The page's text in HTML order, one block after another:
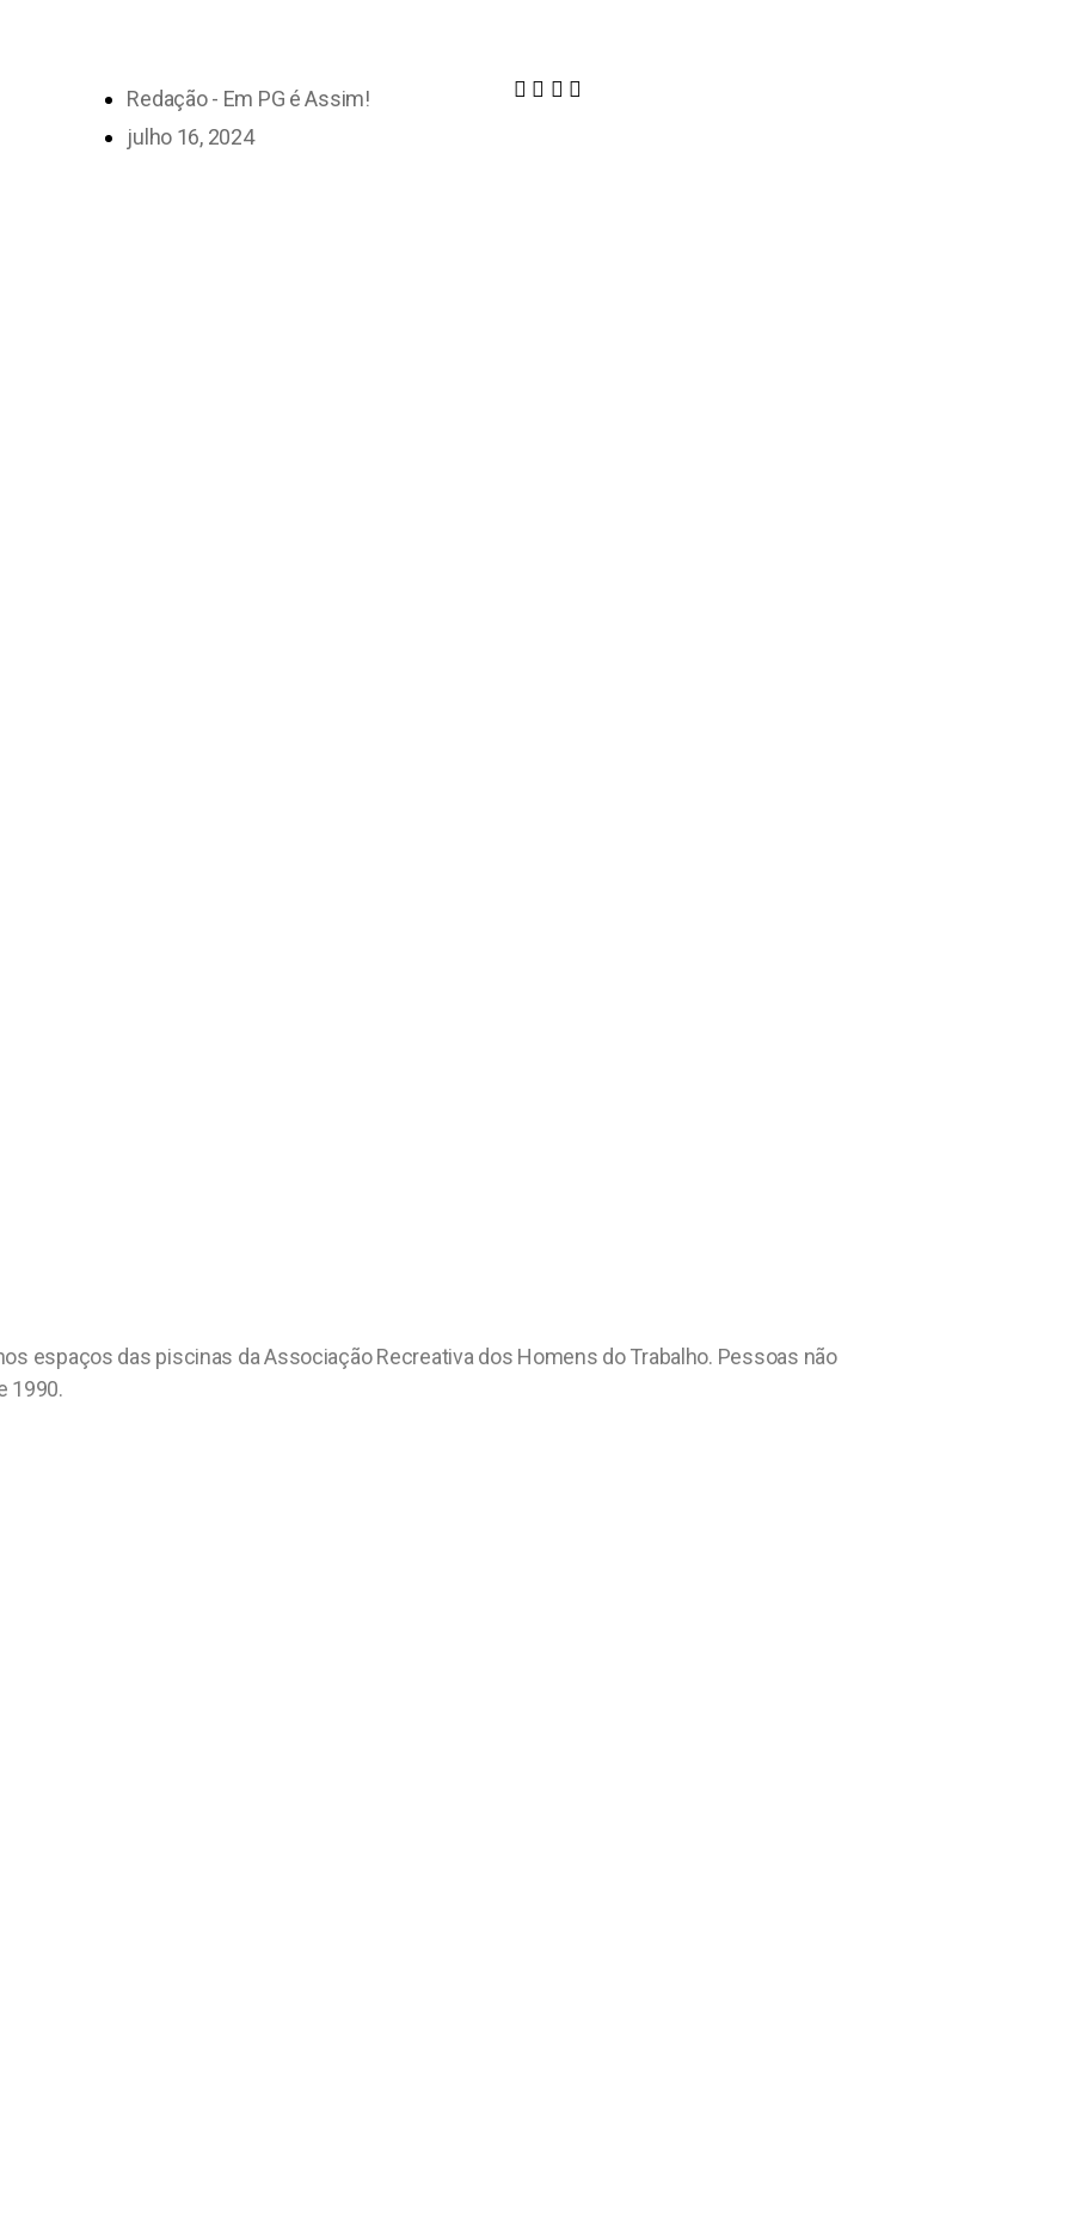
Redação - Em PG é Assim!
julho 16, 2024
espaços das piscinas da Associação Recreativa dos Homens do Trabalho. Pessoas não
1990.